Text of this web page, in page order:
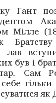
Гант
Мілле
Братству
був і
Сам
тільки
як